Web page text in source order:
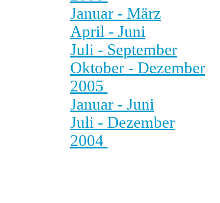
Januar - März
April - Juni
Juli - September
Oktober - Dezember
2005
Januar - Juni
Juli - Dezember
2004